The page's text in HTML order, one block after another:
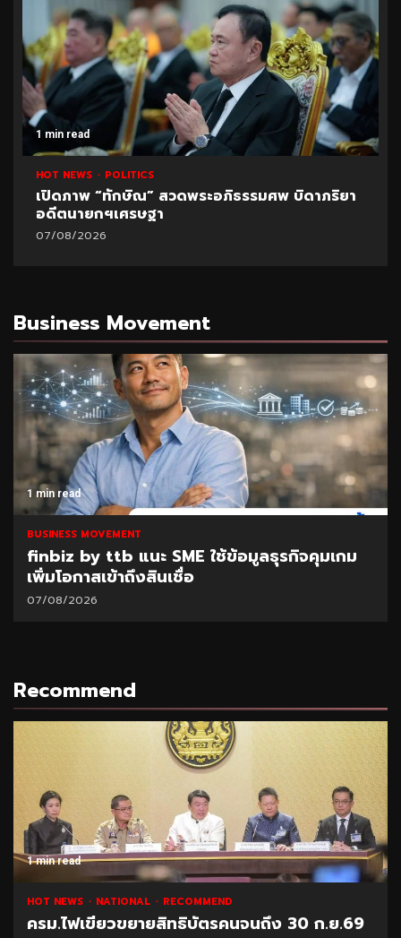
1 min read
HOT NEWS POLITICS
เปิดภาพ “ทักษิณ” สวดพระอภิธรรมศพ บิดาภริยา
อดีตนายกฯเศรษฐา
07/08/2026
Business Movement
1 min read
BUSINESS MOVEMENT
finbiz by ttb แนะ SME ใช้ข้อมูลธุรกิจคุมเกม
เพิ่มโอกาสเข้าถึงสินเชื่อ
07/08/2026
Recommend
1 min read
HOT NEWS NATIONAL RECOMMEND
ครม.ไฟเขียวขยายสิทธิบัตรคนจนถึง 30 ก.ย.69